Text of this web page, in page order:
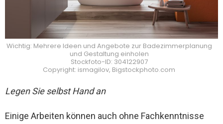
Wichtig: Mehrere Ideen und Angebote zur Badezimmerplanung
und Gestaltung einholen
Stockfoto-ID: 304122907
Copyright: ismagilov, Bigstockphoto.com
Legen Sie selbst Hand an
Einige Arbeiten können auch ohne Fachkenntnisse